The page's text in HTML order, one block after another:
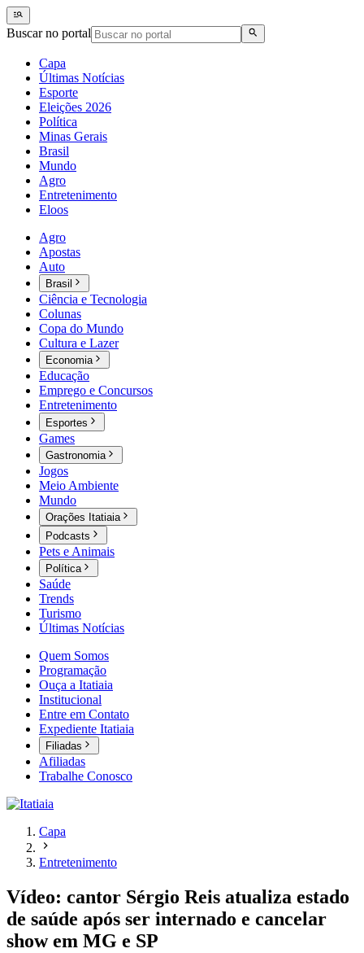
Buscar no portal
Capa
Últimas Notícias
Esporte
Eleições 2026
Política
Minas Gerais
Brasil
Mundo
Agro
Entretenimento
Eloos
Agro
Apostas
Auto
Brasil
Ciência e Tecnologia
Colunas
Copa do Mundo
Cultura e Lazer
Economia
Educação
Emprego e Concursos
Entretenimento
Esportes
Games
Gastronomia
Jogos
Meio Ambiente
Mundo
Orações Itatiaia
Podcasts
Pets e Animais
Política
Saúde
Trends
Turismo
Últimas Notícias
Quem Somos
Programação
Ouça a Itatiaia
Institucional
Entre em Contato
Expediente Itatiaia
Filiadas
Afiliadas
Trabalhe Conosco
Capa
Entretenimento
Vídeo: cantor Sérgio Reis atualiza estado
de saúde após ser internado e cancelar
show em MG e SP